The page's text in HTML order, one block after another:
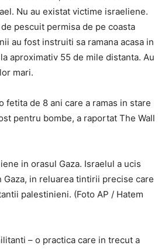
Nu au existat victime israeliene.
pescuit permisa de pe coasta
au fost instruiti sa ramana acasa in
aproximativ 55 de mile distanta. Au
mari.
de 8 ani care a ramas in stare
pentru bombe, a raportat The Wall
in orasul Gaza. Israelul a ucis
in reluarea tintirii precise care
palestinieni. (Foto AP / Hatem
– o practica care in trecut a